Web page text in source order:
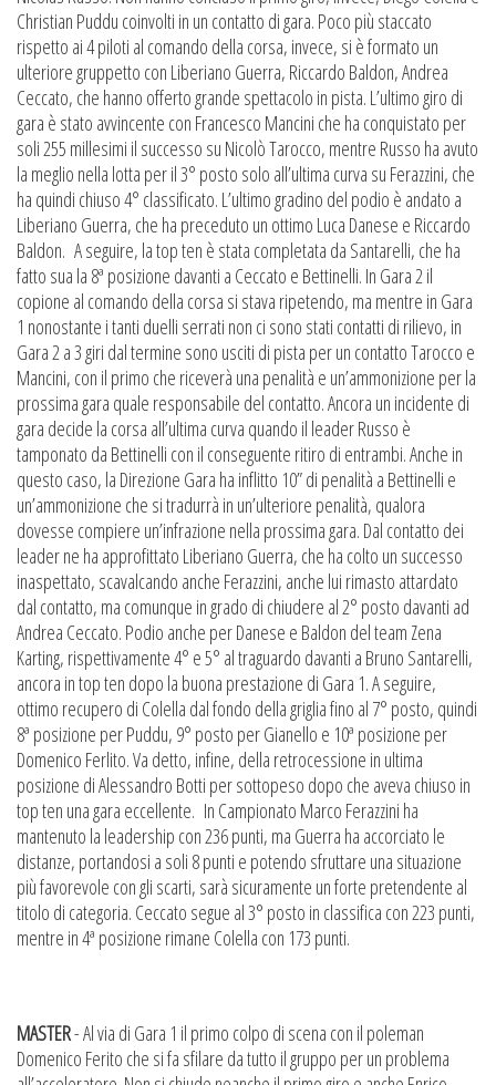
Christian Puddu coinvolti in un contatto di gara. Poco più staccato
rispetto ai 4 piloti al comando della corsa, invece, si è formato un
ulteriore gruppetto con Liberiano Guerra, Riccardo Baldon, Andrea
Ceccato, che hanno offerto grande spettacolo in pista. L’ultimo giro di
gara è stato avvincente con Francesco Mancini che ha conquistato per
soli 255 millesimi il successo su Nicolò Tarocco, mentre Russo ha avuto
la meglio nella lotta per il 3° posto solo all’ultima curva su Ferazzini, che
ha quindi chiuso 4° classificato. L’ultimo gradino del podio è andato a
Liberiano Guerra, che ha preceduto un ottimo Luca Danese e Riccardo
Baldon. A seguire, la top ten è stata completata da Santarelli, che ha
fatto sua la 8ª posizione davanti a Ceccato e Bettinelli. In Gara 2 il
copione al comando della corsa si stava ripetendo, ma mentre in Gara
1 nonostante i tanti duelli serrati non ci sono stati contatti di rilievo, in
Gara 2 a 3 giri dal termine sono usciti di pista per un contatto Tarocco e
Mancini, con il primo che riceverà una penalità e un’ammonizione per la
prossima gara quale responsabile del contatto. Ancora un incidente di
gara decide la corsa all’ultima curva quando il leader Russo è
tamponato da Bettinelli con il conseguente ritiro di entrambi. Anche in
questo caso, la Direzione Gara ha inflitto 10” di penalità a Bettinelli e
un’ammonizione che si tradurrà in un’ulteriore penalità, qualora
dovesse compiere un’infrazione nella prossima gara. Dal contatto dei
leader ne ha approfittato Liberiano Guerra, che ha colto un successo
inaspettato, scavalcando anche Ferazzini, anche lui rimasto attardato
dal contatto, ma comunque in grado di chiudere al 2° posto davanti ad
Andrea Ceccato. Podio anche per Danese e Baldon del team Zena
Karting, rispettivamente 4° e 5° al traguardo davanti a Bruno Santarelli,
ancora in top ten dopo la buona prestazione di Gara 1. A seguire,
ottimo recupero di Colella dal fondo della griglia fino al 7° posto, quindi
8ª posizione per Puddu, 9° posto per Gianello e 10ª posizione per
Domenico Ferlito. Va detto, infine, della retrocessione in ultima
posizione di Alessandro Botti per sottopeso dopo che aveva chiuso in
top ten una gara eccellente. In Campionato Marco Ferazzini ha
mantenuto la leadership con 236 punti, ma Guerra ha accorciato le
distanze, portandosi a soli 8 punti e potendo sfruttare una situazione
più favorevole con gli scarti, sarà sicuramente un forte pretendente al
titolo di categoria. Ceccato segue al 3° posto in classifica con 223 punti,
mentre in 4ª posizione rimane Colella con 173 punti.
MASTER- Al via di Gara 1 il primo colpo di scena con il poleman
Domenico Ferito che si fa sfilare da tutto il gruppo per un problema